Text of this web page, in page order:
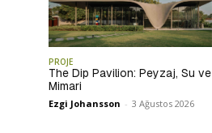
PROJE
The Dip Pavilion: Peyzaj, Su ve
Mimari
Ezgi Johansson - 3 Ağustos 2026